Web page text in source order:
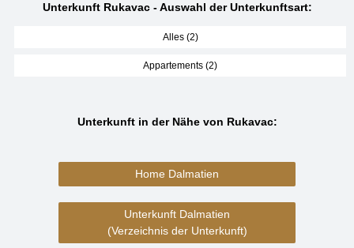
Unterkunft Rukavac - Auswahl der Unterkunftsart:
Alles (2)
Appartements (2)
Unterkunft in der Nähe von Rukavac:
Home Dalmatien
Unterkunft Dalmatien
(Verzeichnis der Unterkunft)